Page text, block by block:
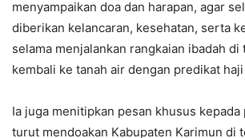
menyampaikan doa dan harapan, agar
diberikan kelancaran, kesehatan, serta
selama menjalankan rangkaian ibadah di
kembali ke tanah air dengan predikat
Ia juga menitipkan pesan khusus kepada
turut mendoakan Kabupaten Karimun di